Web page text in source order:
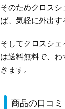
そのためクロス
ば、気軽に外出す
そしてクロスシ
は送料無料で、
きます。
商品の口コミ